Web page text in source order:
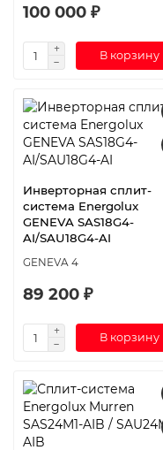
100 000 ₽
В корзину
Инверторная сплит-
система Energolux
GENEVA SAS18G4-
AI/SAU18G4-AI
GENEVA 4
89 200 ₽
В корзину